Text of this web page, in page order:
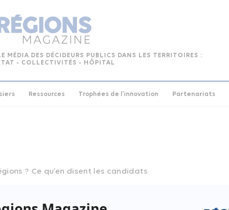
MÉDIA DES DÉCIDEURS PUBLICS DANS LES TERRITOIRES :
‑ COLLECTIVITÉS ‑ HÔPITAL
Ressources Trophées de l’innovation Partenariats
? Ce qu’en disent les candidats
N°136 – avril 2017